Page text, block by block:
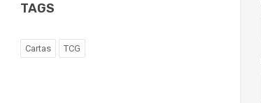
TAGS
Cartas TCG